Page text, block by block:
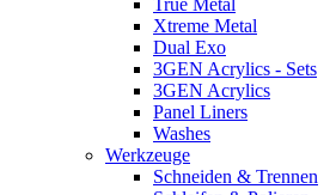
True Metal
Xtreme Metal
Dual Exo
3GEN Acrylics - Sets
3GEN Acrylics
Panel Liners
Washes
Werkzeuge
Schneiden & Trennen